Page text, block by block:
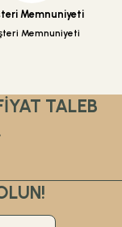
Memnuniyeti
Memnuniyeti
TALEB